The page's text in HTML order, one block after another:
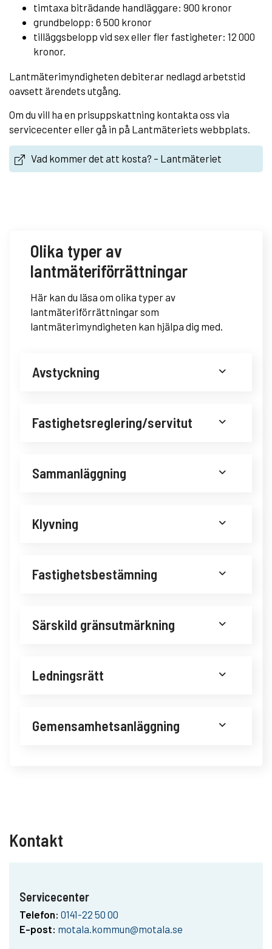
timtaxa biträdande handläggare: 900 kronor
grundbelopp: 6 500 kronor
tilläggsbelopp vid sex eller fler fastigheter: 12 000
kronor.
Lantmäterimyndigheten debiterar nedlagd arbetstid
oavsett ärendets utgång.
Om du vill ha en prisuppskattning kontakta oss via
servicecenter eller gå in på Lantmäteriets webbplats.
Vad kommer det att kosta? – Lantmäteriet
Olika typer av
lantmäteriförrättningar
Här kan du läsa om olika typer av
lantmäteriförrättningar som
lantmäterimyndigheten kan hjälpa dig med.
Avstyckning
Fastighetsreglering/servitut
Sammanläggning
Klyvning
Fastighetsbestämning
Särskild gränsutmärkning
Ledningsrätt
Gemensamhetsanläggning
Kontakt
Servicecenter
Telefon: 0141-22 50 00
E-post: motala.kommun@motala.se